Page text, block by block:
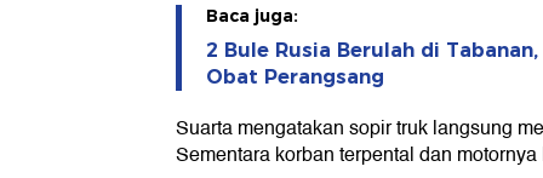
Baca juga:
2 Bule Rusia Berulah di
Obat Perangsang
Suarta mengatakan sopir truk langsung
Sementara korban terpental dan motornya